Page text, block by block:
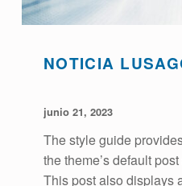
NOTICIA
junio 21, 2023
The style guide
the theme’s default
This post also displays